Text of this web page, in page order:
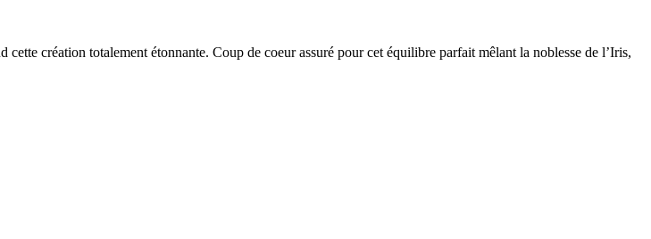
création totalement étonnante. Coup de coeur assuré pour cet équilibre parfait mêlant la noblesse de l’Iris,